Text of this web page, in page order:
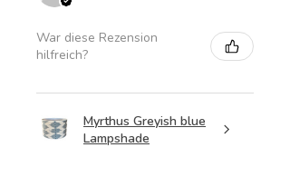
War diese Rezension
hilfreich?
Myrthus Greyish blue
Lampshade